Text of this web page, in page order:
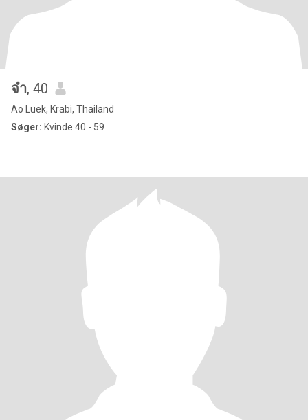
จ๋า, 40
Ao Luek, Krabi, Thailand
Søger: Kvinde 40 - 59